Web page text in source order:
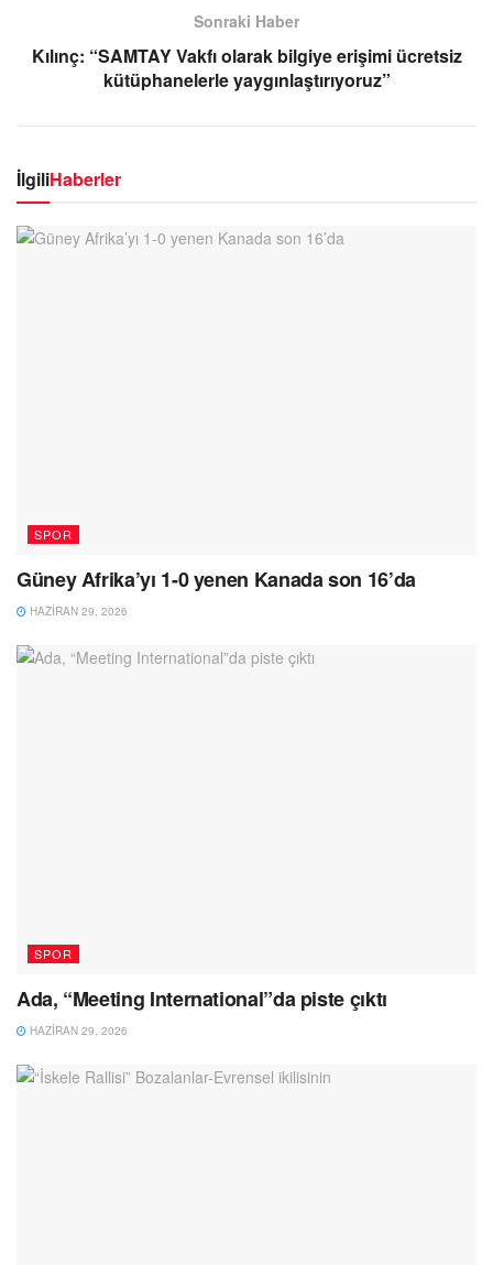
Sonraki Haber
Kılınç: “SAMTAY Vakfı olarak bilgiye erişimi ücretsiz
kütüphanelerle yaygınlaştırıyoruz”
İlgiliHaberler
SPOR
Güney Afrika’yı 1-0 yenen Kanada son 16’da
HAZIRAN 29, 2026
SPOR
Ada, “Meeting International”da piste çıktı
HAZIRAN 29, 2026